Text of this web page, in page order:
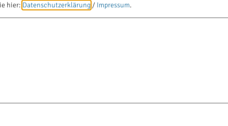
hier: Datenschutzerklärung / Impressum.